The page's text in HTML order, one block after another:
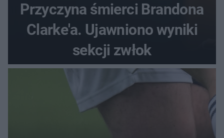
Przyczyna śmierci Brandona
Clarke'a. Ujawniono wyniki
sekcji zwłok